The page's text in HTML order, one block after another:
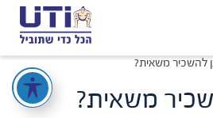
להשכיר משאית?
משאית?